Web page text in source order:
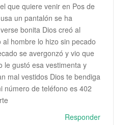
que quiere venir en Pos de
un pantalón se ha
bonita Dios creó al
hombre lo hizo sin pecado
se avergonzó y vio que
le gustó esa vestimenta y
mal vestidos Dios te bendiga
número de teléfono es 402
Responder